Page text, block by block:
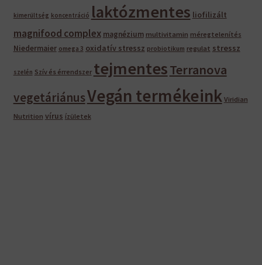
kimerültség koncentráció laktózmentes liofilizált
magnifood complex magnézium multivitamin méregtelenítés
Niedermaier omega 3 oxidatív stressz probiotikum regulat stressz
szelén Szív és érrendszer tejmentesTerranova
vegetáriánusVegán termékeink Viridian
Nutrition vírus ízületek